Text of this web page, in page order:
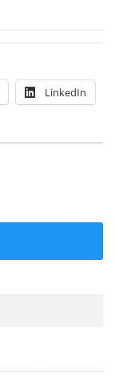
LinkedIn